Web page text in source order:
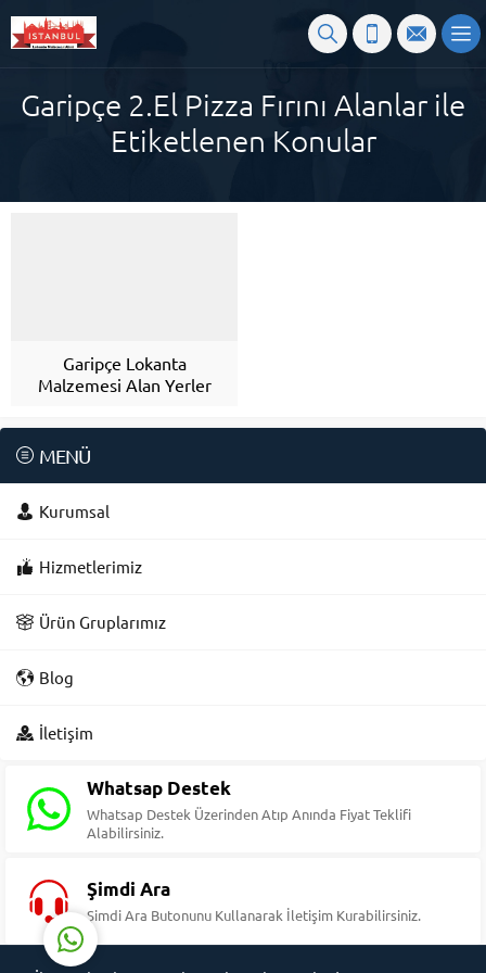
Garipçe 2.El Pizza Fırını Alanlar ile
Etiketlenen Konular
Garipçe Lokanta
Malzemesi Alan Yerler
MENÜ
Kurumsal
Hizmetlerimiz
Ürün Gruplarımız
Blog
İletişim
Whatsap Destek
Whatsap Destek Üzerinden Atıp Anında Fiyat Teklifi
Alabilirsiniz.
Şimdi Ara
Şimdi Ara Butonunu Kullanarak İletişim Kurabilirsiniz.